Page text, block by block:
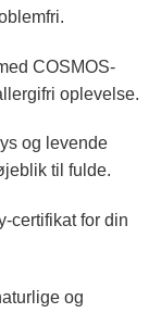
COSMOS-
oplevelse.
og levende
til fulde.
certifikat for din
og